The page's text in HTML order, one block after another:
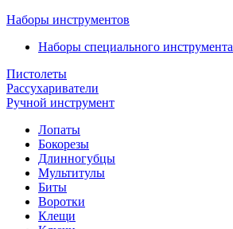
Наборы инструментов
Наборы специального инструмента
Пистолеты
Рассухариватели
Ручной инструмент
Лопаты
Бокорезы
Длинногубцы
Мультитулы
Биты
Воротки
Клещи